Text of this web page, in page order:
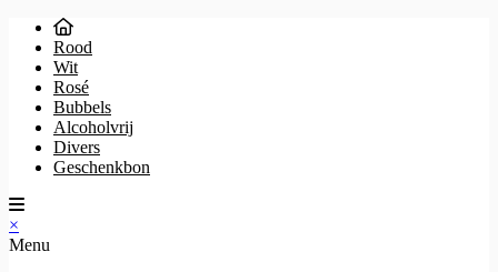
Rood
Wit
Rosé
Bubbels
Alcoholvrij
Divers
Geschenkbon
×
Menu